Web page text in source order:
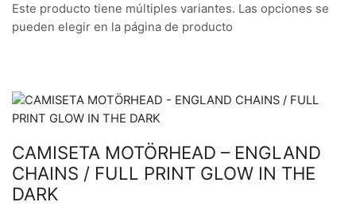
Este producto tiene múltiples variantes. Las opciones se
pueden elegir en la página de producto
CAMISETA MOTÖRHEAD – ENGLAND
CHAINS / FULL PRINT GLOW IN THE
DARK